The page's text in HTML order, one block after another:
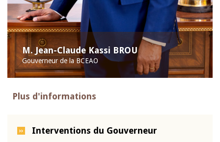
M. Jean-Claude Kassi BROU
Gouverneur de la BCEAO
Plus d'informations
Interventions du Gouverneur